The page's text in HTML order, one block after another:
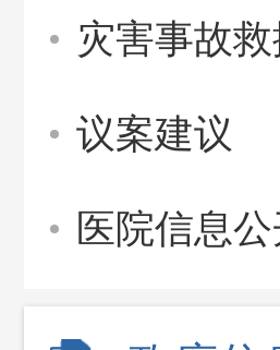
灾害事故救
议案建议
医院信息